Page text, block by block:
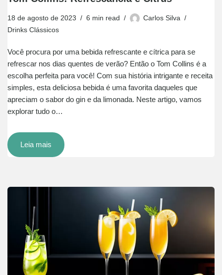
18 de agosto de 2023 6 min read
Carlos Silva
Drinks Clássicos
Você procura por uma bebida refrescante e cítrica para se
refrescar nos dias quentes de verão? Então o Tom Collins é a
escolha perfeita para você! Com sua história intrigante e receita
simples, esta deliciosa bebida é uma favorita daqueles que
apreciam o sabor do gin e da limonada. Neste artigo, vamos
explorar tudo o…
Leia mais